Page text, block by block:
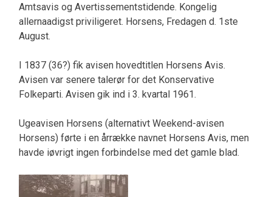
Amtsavis og Avertissementstidende. Kongelig
allernaadigst priviligeret. Horsens, Fredagen d. 1ste
August.
I 1837 (36?) fik avisen hovedtitlen Horsens Avis.
Avisen var senere talerør for det Konservative
Folkeparti. Avisen gik ind i 3. kvartal 1961.
Ugeavisen Horsens (alternativt Weekend-avisen
Horsens) førte i en årrække navnet Horsens Avis, men
havde iøvrigt ingen forbindelse med det gamle blad.